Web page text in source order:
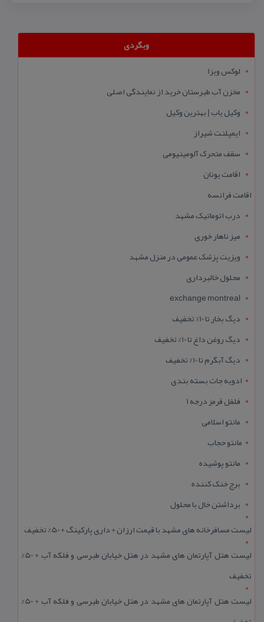
وبگردی
لوکس ویزا
مخزن آب طبرستان خرید از نمایندگی اصلی
وکیل یاب | بهترین وکیل
ایمپلنت شیراز
سقف متحرک آلومینیومی
اقامت یونان
اقامت فرانسه
درب اتوماتیک مشهد
میز ناهار خوری
ویزیت پزشک عمومی در منزل مشهد
محلول خالبرداری
exchange montreal
دیگ بخار تا 10% تخفیف
دیگ روغن داغ تا 10% تخفیف
دیگ آبگرم تا 10% تخفیف
ادویه جات بسته بندی
فلفل قرمز درجه 1
مانتو اسلامی
مانتو حجاب
مانتو پوشیده
برج خنک کننده
برداشتن خال با محلول
لیست مسافرخانه های مشهد با قیمت ارزان + داری پارکینگ + 50% تخفیف
لیست هتل آپارتمان های مشهد در هتل خیابان طبرسی و فلکه آب + 50%
تخفیف
لیست هتل آپارتمان های مشهد در هتل خیابان طبرسی و فلکه آب + 50%